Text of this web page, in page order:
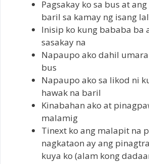
Pagsakay ko sa bus at
baril sa kamay ng isang
Inisip ko kung bababa ba
sasakay na
Napaupo ako dahil
bus
Napaupo ako sa likod ni
hawak na baril
Kinabahan ako at
malamig
Tinext ko ang malapit na
nagkataon ay ang
kuya ko (alam kong